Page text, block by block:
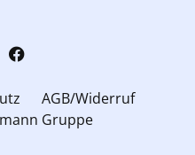
AGB/Widerruf
Gruppe